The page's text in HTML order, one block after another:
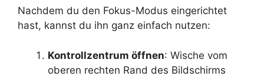
Nachdem du den Fokus-Modus eingerichtet
hast, kannst du ihn ganz einfach nutzen:
Kontrollzentrum öffnen: Wische vom
oberen rechten Rand des Bildschirms